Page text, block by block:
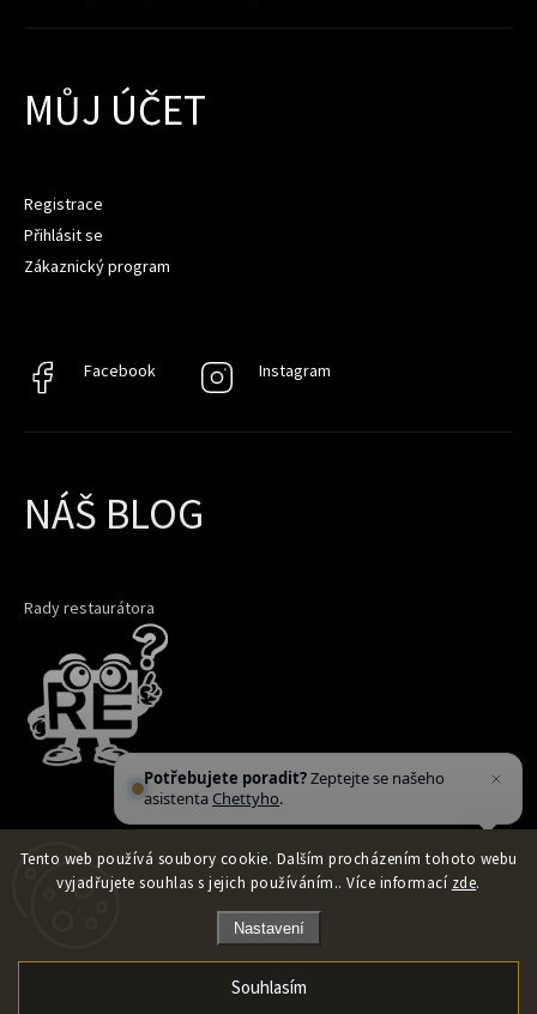
Tento web používá soubory cookie. Dalším procházením tohoto webu
vyjadřujete souhlas s jejich používáním.. Více informací zde.
Nastavení
Souhlasím
MŮJ ÚČET
Registrace
Přihlásit se
Zákaznický program
Facebook
Facebook Instagram
Instagram
NÁŠ BLOG
Rady restaurátora
Potřebujete poradit?Zeptejte se našeho
asistenta Chettyho.